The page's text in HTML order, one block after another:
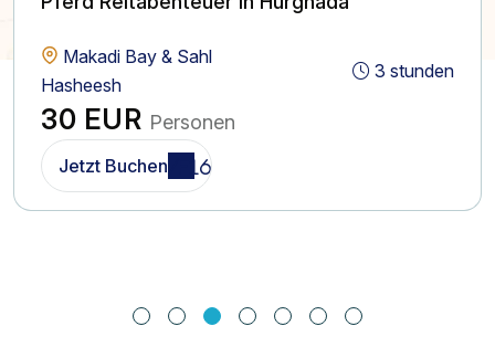
Makadi Bay & Sahl
Hasheesh
3 stunden
30 EUR Personen
Jetzt Buchen